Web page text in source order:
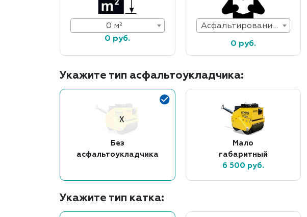
0 м²
0 руб.
Асфальтирование дорог
0 руб.
Укажите тип асфальтоукладчика:
Без
асфальтоукладчика
Мало
габаритный
6 500 руб.
Укажите тип катка: